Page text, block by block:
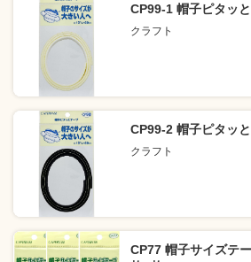
CP99-1 帽子ピタッ
クラフト
CP99-2 帽子ピタッ
クラフト
CP77 帽子サイズテ